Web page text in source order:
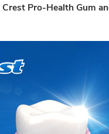
Crest Pro-Health Gum